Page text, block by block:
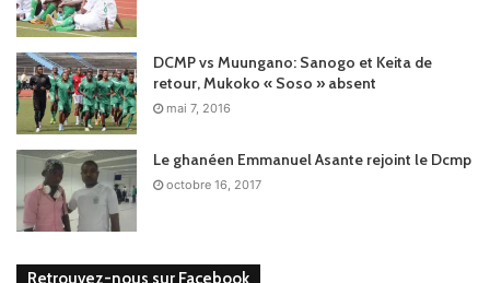
DCMP vs Muungano: Sanogo et Keita de
retour, Mukoko « Soso » absent
mai 7, 2016
Le ghanéen Emmanuel Asante rejoint le Dcmp
octobre 16, 2017
Retrouvez-nous sur Facebook